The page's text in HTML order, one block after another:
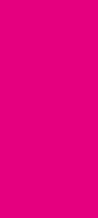
voorkeur gaat
portretten. Ik
Creatief
samen met
,wekelijks